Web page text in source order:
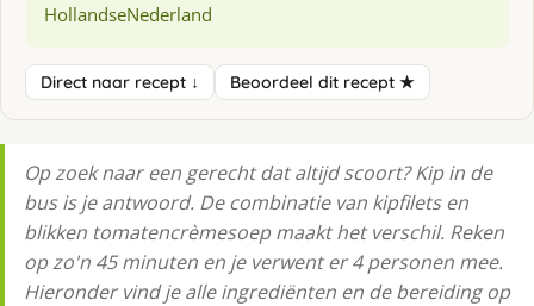
HollandseNederland
Direct naar recept ↓ Beoordeel dit recept ★
Op zoek naar een gerecht dat altijd scoort? Kip in de
bus is je antwoord. De combinatie van kipfilets en
blikken tomatencrèmesoep maakt het verschil. Reken
op zo'n 45 minuten en je verwent er 4 personen mee.
Hieronder vind je alle ingrediënten en de bereiding op